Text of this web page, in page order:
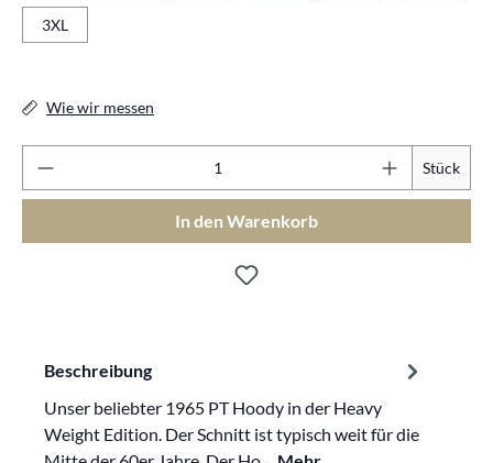
3XL
Wie wir messen
Stück
In den Warenkorb
Beschreibung
Unser beliebter 1965 PT Hoody in der Heavy
Weight Edition. Der Schnitt ist typisch weit für die